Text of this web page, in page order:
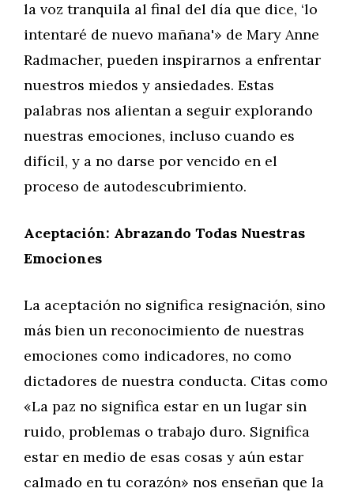
la voz tranquila al final del día que dice, ‘lo
intentaré de nuevo mañana'» de Mary Anne
Radmacher, pueden inspirarnos a enfrentar
nuestros miedos y ansiedades. Estas
palabras nos alientan a seguir explorando
nuestras emociones, incluso cuando es
difícil, y a no darse por vencido en el
proceso de autodescubrimiento.
Aceptación: Abrazando Todas Nuestras
Emociones
La aceptación no significa resignación, sino
más bien un reconocimiento de nuestras
emociones como indicadores, no como
dictadores de nuestra conducta. Citas como
«La paz no significa estar en un lugar sin
ruido, problemas o trabajo duro. Significa
estar en medio de esas cosas y aún estar
calmado en tu corazón» nos enseñan que la